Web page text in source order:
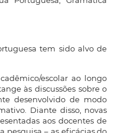
tem sido alvo de
escolar ao longo
às discussões sobre o
desenvolvido de modo
Diante disso, novas
aos docentes de
pesquisa – as eficácias do